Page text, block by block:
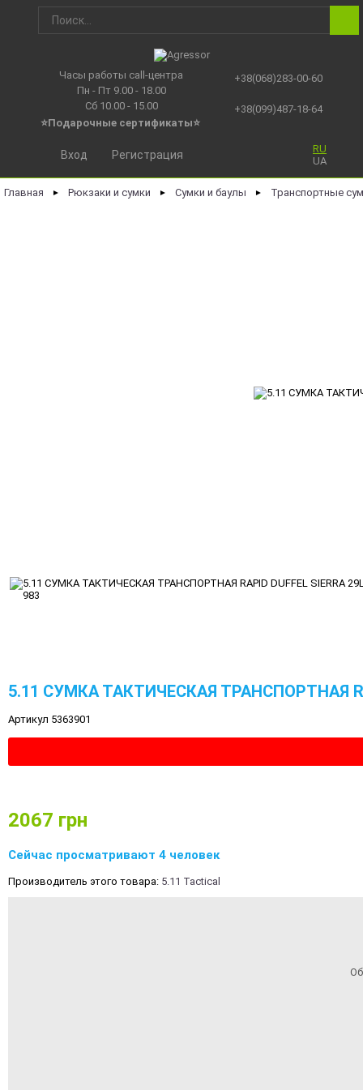
Часы работы call-центра
Пн - Пт 9.00 - 18.00
Сб 10.00 - 15.00
⭐Подарочные сертификаты⭐
+38(068)283-00-60
+38(099)487-18-64
RU
UA
Вход Регистрация
Главная ► Рюкзаки и сумки ► Сумки и баулы ► Транспортные
5.11 СУМКА ТАКТИЧЕСКАЯ ТРАНСПОРТНАЯ
Артикул 5363901
2067 грн
Сейчас просматривают 4 человек
Производитель этого товара: 5.11 Tactical